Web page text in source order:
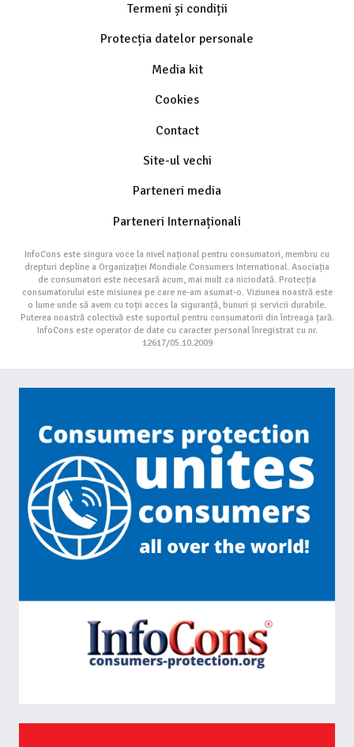
Termeni și condiții
Protecția datelor personale
Media kit
Cookies
Contact
Site-ul vechi
Parteneri media
Parteneri Internaționali
InfoCons este singura voce la nivel național pentru consumatori, membru cu
drepturi depline a Organizației Mondiale Consumers International. Asociația
de consumatori este necesară acum, mai mult ca niciodată. Protecția
consumatorului este misiunea pe care ne-am asumat-o. Viziunea noastră este
o lume unde să avem cu toții acces la siguranță, bunuri și servicii durabile.
Puterea noastră colectivă este suportul pentru consumatorii din întreaga țară.
InfoCons este operator de date cu caracter personal înregistrat cu nr.
12617/05.10.2009